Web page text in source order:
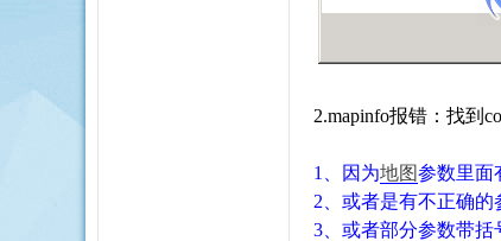
2.mapinfo报错： 找到
1、因为地图参数里面
2、或者是有不正确的
3、或者部分参数带